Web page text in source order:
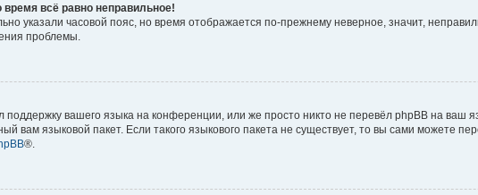
всё равно неправильное!
указали часовой пояс, но время отображается по-прежнему неверное, значит,
проблемы.
поддержку вашего языка на конференции, или же просто никто не перевёл phpBB на ваш
вам языковой пакет. Если такого языкового пакета не существует, то вы сами можете
®.